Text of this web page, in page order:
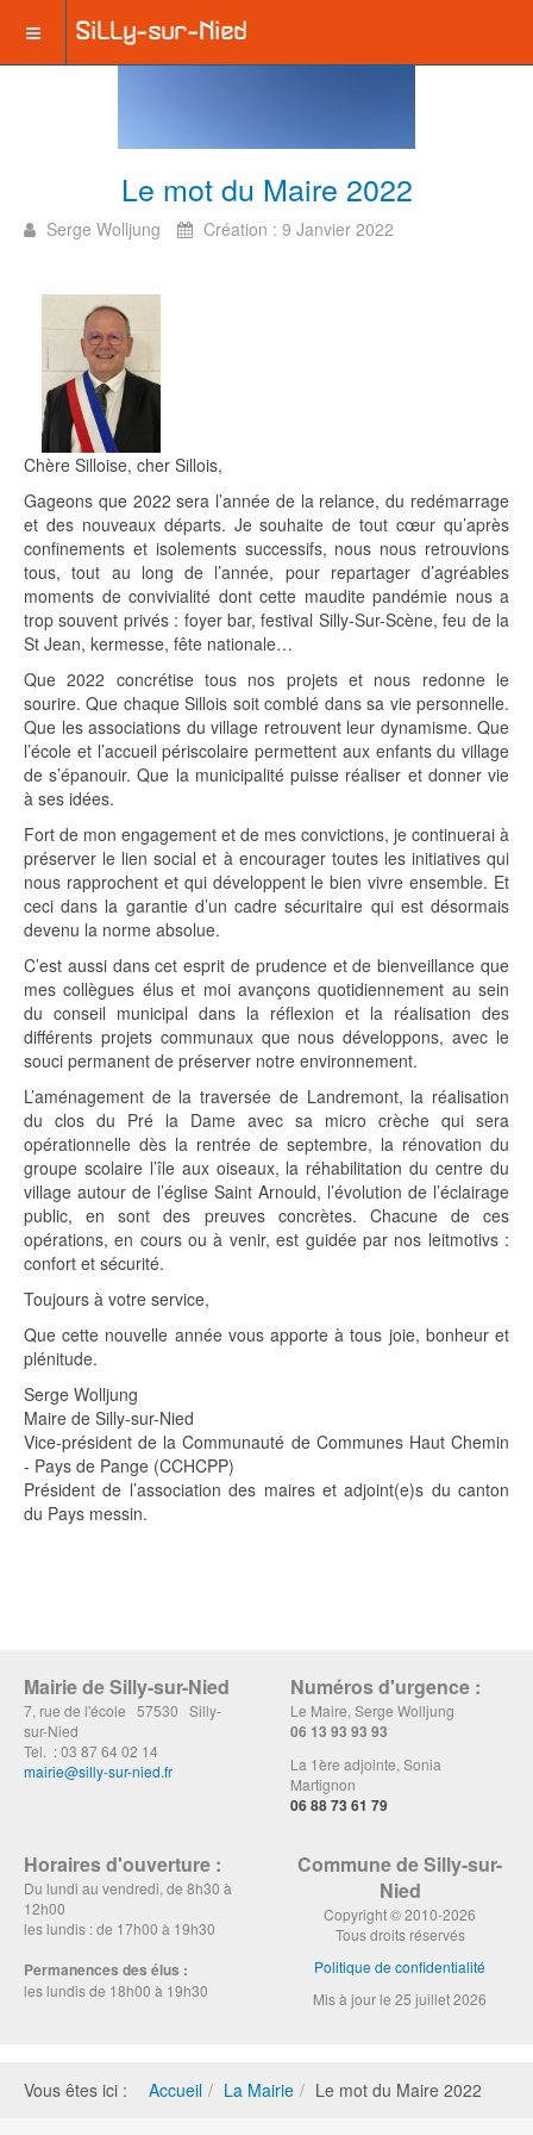
Le mot du Maire 2022
Serge Wolljung Création : 9 Janvier 2022
Chère Silloise, cher Sillois,
Gageons que 2022 sera l’année de la relance, du redémarrage
et des nouveaux départs. Je souhaite de tout cœur qu’après
confinements et isolements successifs, nous nous retrouvions
tous, tout au long de l’année, pour repartager d’agréables
moments de convivialité dont cette maudite pandémie nous a
trop souvent privés : foyer bar, festival Silly-Sur-Scène, feu de la
St Jean, kermesse, fête nationale…
Que 2022 concrétise tous nos projets et nous redonne le
sourire. Que chaque Sillois soit comblé dans sa vie personnelle.
Que les associations du village retrouvent leur dynamisme. Que
l’école et l’accueil périscolaire permettent aux enfants du village
de s’épanouir. Que la municipalité puisse réaliser et donner vie
à ses idées.
Fort de mon engagement et de mes convictions, je continuerai à
préserver le lien social et à encourager toutes les initiatives qui
nous rapprochent et qui développent le bien vivre ensemble. Et
ceci dans la garantie d’un cadre sécuritaire qui est désormais
devenu la norme absolue.
C’est aussi dans cet esprit de prudence et de bienveillance que
mes collègues élus et moi avançons quotidiennement au sein
du conseil municipal dans la réflexion et la réalisation des
différents projets communaux que nous développons, avec le
souci permanent de préserver notre environnement.
L’aménagement de la traversée de Landremont, la réalisation
du clos du Pré la Dame avec sa micro crèche qui sera
opérationnelle dès la rentrée de septembre, la rénovation du
groupe scolaire l’île aux oiseaux, la réhabilitation du centre du
village autour de l’église Saint Arnould, l’évolution de l’éclairage
public, en sont des preuves concrètes. Chacune de ces
opérations, en cours ou à venir, est guidée par nos leitmotivs :
confort et sécurité.
Toujours à votre service,
Que cette nouvelle année vous apporte à tous joie, bonheur et
plénitude.
Serge Wolljung
Maire de Silly-sur-Nied
Vice-président de la Communauté de Communes Haut Chemin
- Pays de Pange (CCHCPP)
Président de l’association des maires et adjoint(e)s du canton
du Pays messin.
Mairie de Silly-sur-Nied
7, rue de l'école 57530 Silly-
sur-Nied
Tel. : 03 87 64 02 14
mairie@silly-sur-nied.fr
Numéros d'urgence :
Le Maire, Serge Wolljung
06 13 93 93 93
La 1ère adjointe, Sonia
Martignon
06 88 73 61 79
Horaires d'ouverture :
Du lundi au vendredi, de 8h30 à
12h00
les lundis : de 17h00 à 19h30
Permanences des élus :
les lundis de 18h00 à 19h30
Commune de Silly-sur-
Nied
Copyright © 2010-2026
Tous droits réservés
Politique de confidentialité
Mis à jour le 25 juillet 2026
Vous êtes ici : Accueil La Mairie Le mot du Maire 2022